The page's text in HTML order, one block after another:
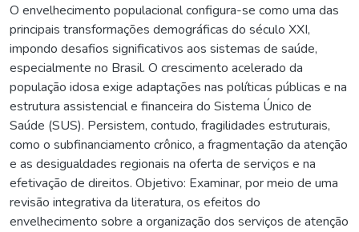
O envelhecimento populacional configura-se como uma das
principais transformações demográficas do século XXI,
impondo desafios significativos aos sistemas de saúde,
especialmente no Brasil. O crescimento acelerado da
população idosa exige adaptações nas políticas públicas e na
estrutura assistencial e financeira do Sistema Único de
Saúde (SUS). Persistem, contudo, fragilidades estruturais,
como o subfinanciamento crônico, a fragmentação da atenção
e as desigualdades regionais na oferta de serviços e na
efetivação de direitos. Objetivo: Examinar, por meio de uma
revisão integrativa da literatura, os efeitos do
envelhecimento sobre a organização dos serviços de atenção